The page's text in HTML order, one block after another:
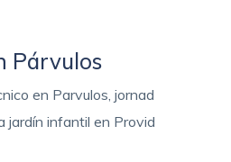
Párvulos
en Parvulos, jornad
jardín infantil en Provid